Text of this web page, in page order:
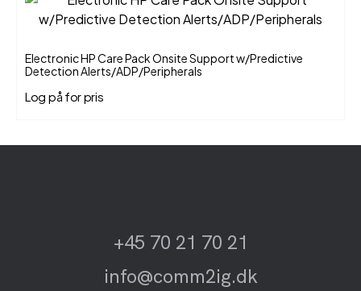
Electronic HP Care Pack Onsite Support w/Predictive
Detection Alerts/ADP/Peripherals
Log på for pris
+45 70 21 70 21
info@comm2ig.dk